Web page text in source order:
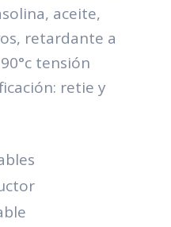
aceite,
retardante a
tensión
retie y